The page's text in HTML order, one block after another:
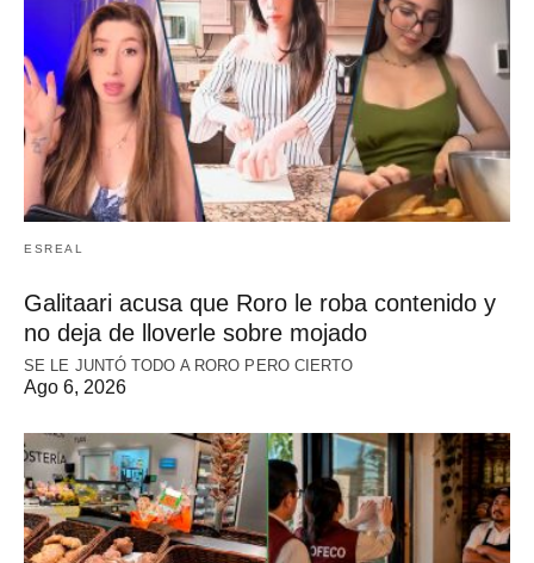
ESREAL
Galitaari acusa que Roro le roba contenido y
no deja de lloverle sobre mojado
SE LE JUNTÓ TODO A RORO PERO CIERTO
Ago 6, 2026